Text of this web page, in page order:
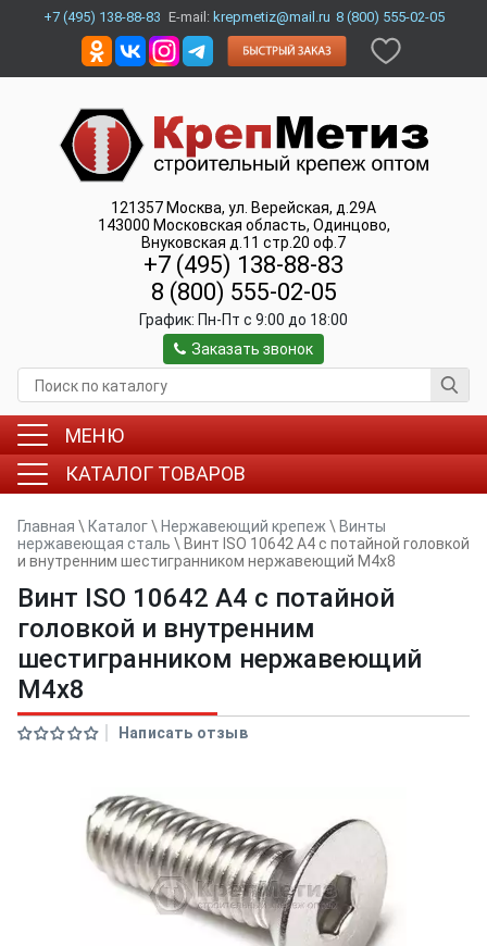
+7 (495) 138-88-83 E-mail: krepmetiz@mail.ru 8 (800) 555-02-05
121357 Москва, ул. Верейская, д.29А
143000 Московская область, Одинцово,
Внуковская д.11 стр.20 оф.7
+7 (495) 138-88-83
8 (800) 555-02-05
График: Пн-Пт c 9:00 до 18:00
Заказать звонок
МЕНЮ
КАТАЛОГ ТОВАРОВ
Главная \ Каталог\ Нержавеющий крепеж \ Винты
нержавеющая сталь \ Винт ISO 10642 A4 с потайной головкой
и внутренним шестигранником нержавеющий M4x8
Винт ISO 10642 A4 с потайной
головкой и внутренним
шестигранником нержавеющий
M4x8
Написать отзыв